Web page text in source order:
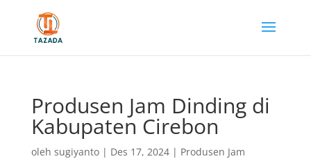
Produsen Jam Dinding di
Kabupaten Cirebon
oleh sugiyanto| Des 17, 2024| Produsen Jam